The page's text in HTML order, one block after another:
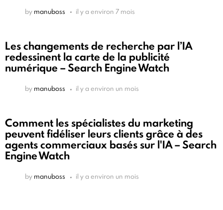
by manuboss il y a environ 7 mois
Les changements de recherche par l’IA
redessinent la carte de la publicité
numérique – Search Engine Watch
by manuboss il y a environ un mois
Comment les spécialistes du marketing
peuvent fidéliser leurs clients grâce à des
agents commerciaux basés sur l'IA – Search
Engine Watch
by manuboss il y a environ un mois